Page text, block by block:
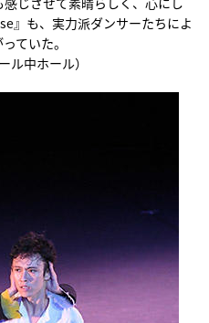
』も、実力派ダンサーたちによ
ていた。
中ホール）